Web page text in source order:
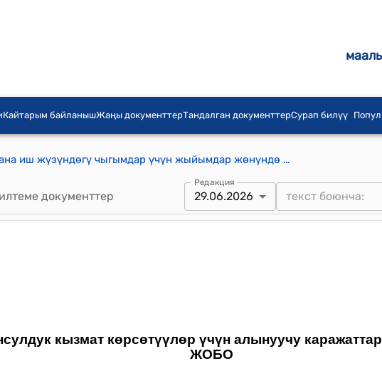
Кайтарым байланышЖаңы документтерТандалган документтерСурап билүү
Консулдук жыйымдар жана иш жүзүндөгү чыгымдар үчүн жыйымдар жөнүндө ЖОБО (Кыргыз Республикасынын Өкмөтүнүн 2012-жылдын 18-декабрындагы № 839 токтому менен бекитилген)
документтер
Редакция
29.06.2026